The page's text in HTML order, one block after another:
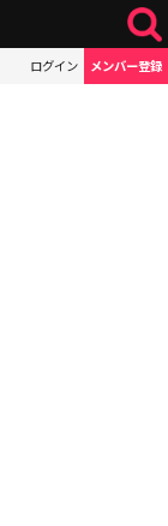
ログイン メンバー登録